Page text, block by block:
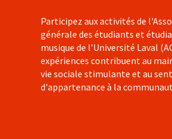
Participez aux activités de
générale des étudiants et
musique de l’Université Laval
expériences contribuentau
vie sociale stimulante et au
d'appartenance à la